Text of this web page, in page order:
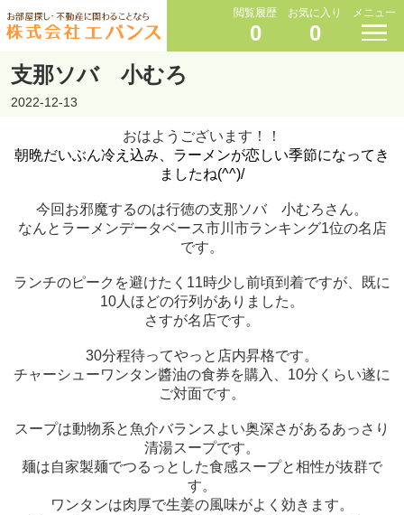
閲覧履歴
0
お気に入り
0
メニュー
支那ソバ 小むろ
2022-12-13
おはようございます！！
朝晩だいぶん冷え込み、ラーメンが恋しい季節になってき
ましたね(^^)/
今回お邪魔するのは行徳の支那ソバ 小むろさん。
なんとラーメンデータベース市川市ランキング1位の名店
です。
ランチのピークを避けたく11時少し前頃到着ですが、既に
10人ほどの行列がありました。
さすが名店です。
30分程待ってやっと店内昇格です。
チャーシューワンタン醬油の食券を購入、 10分くらい遂に
ご対面です。
スープは動物系と魚介バランスよい奥深さがあるあっさり
清湯スープです。
麺は自家製麺でつるっとした食感スープと相性が抜群で
す。
ワンタンは肉厚で生姜の風味がよく効きます。